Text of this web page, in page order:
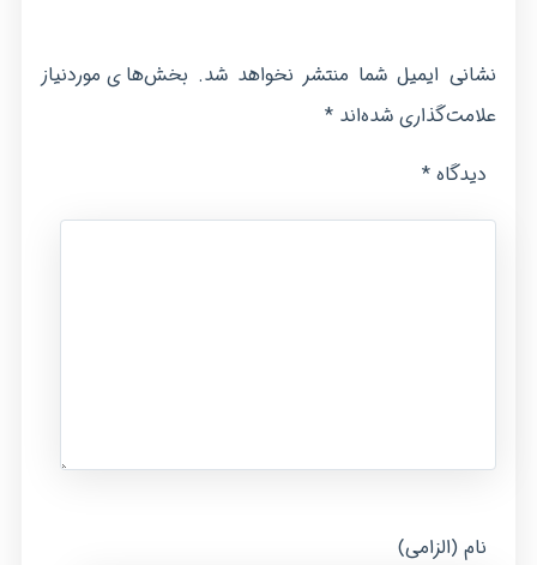
نشانی ایمیل شما منتشر نخواهد شد. بخش‌های موردنیاز
علامت‌گذاری شده‌اند*
دیدگاه *
نام (الزامی)